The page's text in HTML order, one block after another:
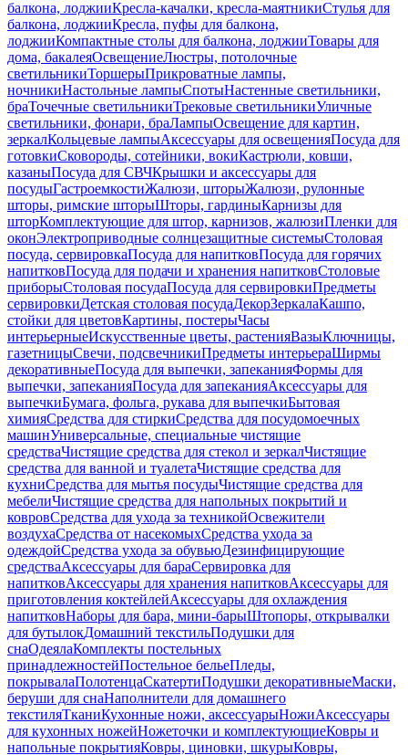
балкона, лоджииКресла-качалки, кресла-маятникиСтулья для
балкона, лоджииКресла, пуфы для балкона,
лоджииКомпактные столы для балкона, лоджииТовары для
дома, бакалеяОсвещениеЛюстры, потолочные
светильникиТоршерыПрикроватные лампы,
ночникиНастольные лампыСпотыНастенные светильники,
браТочечные светильникиТрековые светильникиУличные
светильники, фонари, браЛампыОсвещение для картин,
зеркалКольцевые лампыАксессуары для освещенияПосуда для
готовкиСковороды, сотейники, вокиКастрюли, ковши,
казаныПосуда для СВЧКрышки и аксессуары для
посудыГастроемкостиЖалюзи, шторыЖалюзи, рулонные
шторы, римские шторыШторы, гардиныКарнизы для
шторКомплектующие для штор, карнизов, жалюзиПленки для
оконЭлектроприводные солнцезащитные системыСтоловая
посуда, сервировкаПосуда для напитковПосуда для горячих
напитковПосуда для подачи и хранения напитковСтоловые
приборыСтоловая посудаПосуда для сервировкиПредметы
сервировкиДетская столовая посудаДекорЗеркалаКашпо,
стойки для цветовКартины, постерыЧасы
интерьерныеИскусственные цветы, растенияВазыКлючницы,
газетницыСвечи, подсвечникиПредметы интерьераШирмы
декоративныеПосуда для выпечки, запеканияФормы для
выпечки, запеканияПосуда для запеканияАксессуары для
выпечкиБумага, фольга, рукава для выпечкиБытовая
химияСредства для стиркиСредства для посудомоечных
машинУниверсальные, специальные чистящие
средстваЧистящие средства для стекол и зеркалЧистящие
средства для ванной и туалетаЧистящие средства для
кухниСредства для мытья посудыЧистящие средства для
мебелиЧистящие средства для напольных покрытий и
ковровСредства для ухода за техникойОсвежители
воздухаСредства от насекомыхСредства ухода за
одеждойСредства ухода за обувьюДезинфицирующие
средстваАксессуары для бараСервировка для
напитковАксессуары для хранения напитковАксессуары для
приготовления коктейлейАксессуары для охлаждения
напитковНаборы для бара, мини-барыШтопоры, открывалки
для бутылокДомашний текстильПодушки для
снаОдеялаКомплекты постельных
принадлежностейПостельное бельеПледы,
покрывалаПолотенцаСкатертиПодушки декоративныеМаски,
беруши для снаНаполнители для домашнего
текстиляТканиКухонные ножи, аксессуарыНожиАксессуары
для кухонных ножейНожеточки и комплектующиеКовры и
напольные покрытияКовры, циновки, шкурыКовры,